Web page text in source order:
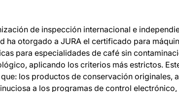
de inspección internacional e
ha otorgado a JURA el certificado para
para especialidades de café sin
aplicando los criterios más estrictos.
los productos de conservación originales,
a los programas de control electrónico,